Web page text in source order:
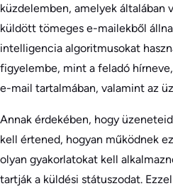
küzdelemben, amelyek általában
küldött tömeges e-mailekből
intelligencia algoritmusokat
figyelembe, mint a feladó
e-mail tartalmában, valamint az
Annak érdekében, hogy
kell értened, hogyan működnek
olyan gyakorlatokat kell
tartják a küldési státuszodat.